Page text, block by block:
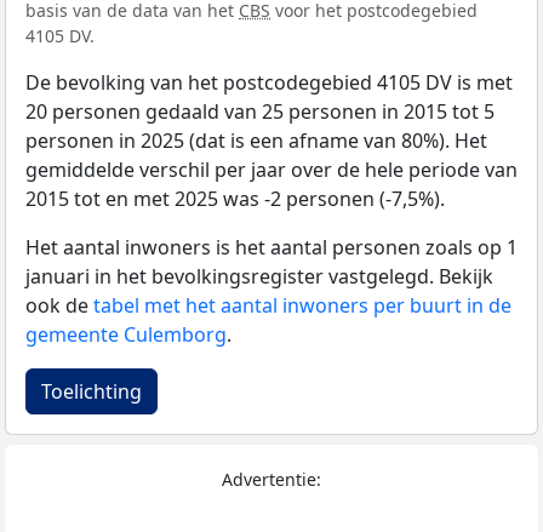
basis van de data van het CBS voor het postcodegebied
4105 DV.
De bevolking van het postcodegebied 4105 DV is met
20 personen gedaald van 25 personen in 2015 tot 5
personen in 2025 (dat is een afname van 80%). Het
gemiddelde verschil per jaar over de hele periode van
2015 tot en met 2025 was -2 personen (-7,5%).
Het aantal inwoners is het aantal personen zoals op 1
januari in het bevolkingsregister vastgelegd. Bekijk
ook detabel met het aantal inwoners per buurt in de
gemeente Culemborg.
Toelichting
Advertentie: